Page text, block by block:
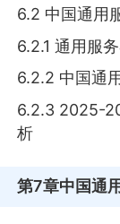
6.2 中国通用
6.2.1 通用服
6.2.2 中国通
6.2.3 2025-
析
第7章中国通